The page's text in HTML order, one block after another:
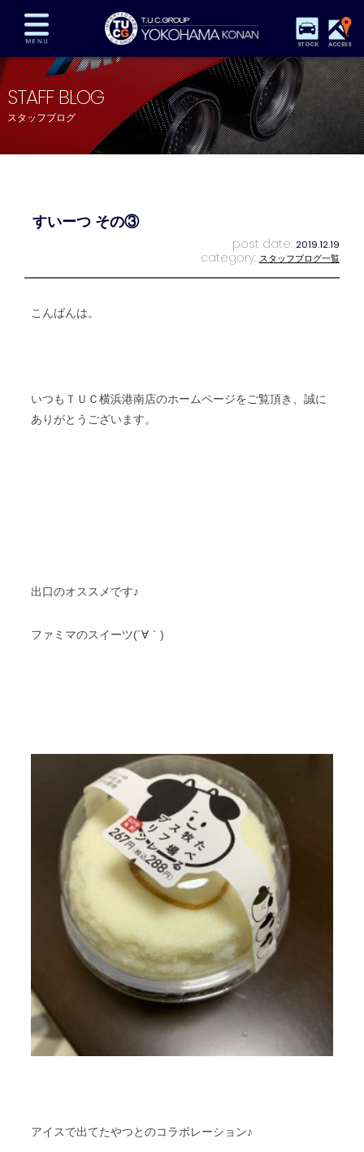
STOCK ACCESS
在庫車両情報 保証&サービス パーツリスト
TUCとは？ 店舗情報 アクセスマップ
全国納車 特別作業 注文販売
STAFF BLOG
スタッフブログ
すいーつ その③
post date: 2019.12.19
category: スタッフブログ一覧
こんばんは。
いつもＴＵＣ横浜港南店のホームページをご覧頂き、誠に
ありがとうございます。
出口のオススメです♪
ファミマのスイーツ(´∀｀)
アイスで出てたやつとのコラボレーション♪